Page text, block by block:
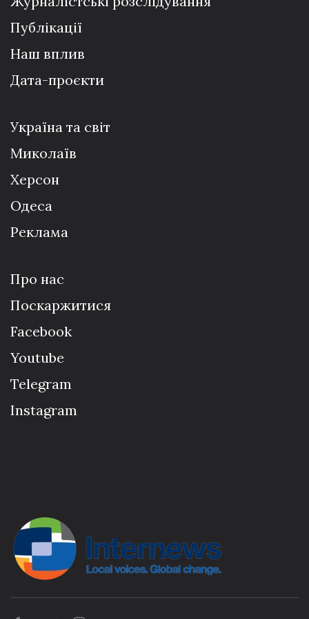
Публікації
Наш вплив
Дата-проєкти
Україна та світ
Миколаїв
Херсон
Одеса
Реклама
Про нас
Поскаржитися
Facebook
Youtube
Telegram
Instagram